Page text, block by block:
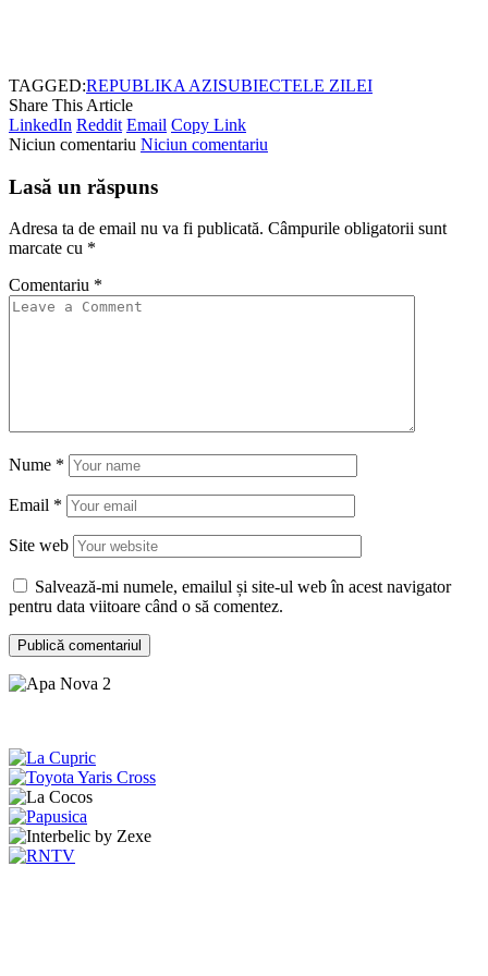
TAGGED:REPUBLIKA AZISUBIECTELE ZILEI
Share This Article
LinkedIn Reddit Email Copy Link
Niciun comentariu Niciun comentariu
Lasă un răspuns
Adresa ta de email nu va fi publicată. Câmpurile obligatorii sunt
marcate cu *
Comentariu *
Nume *
Email *
Site web
Salvează-mi numele, emailul și site-ul web în acest navigator
pentru data viitoare când o să comentez.